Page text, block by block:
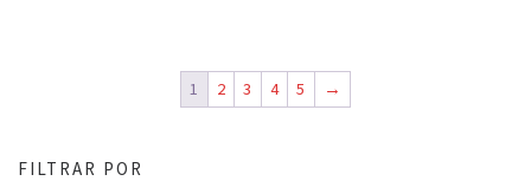
1 2 3 4 5 →
FILTRAR POR